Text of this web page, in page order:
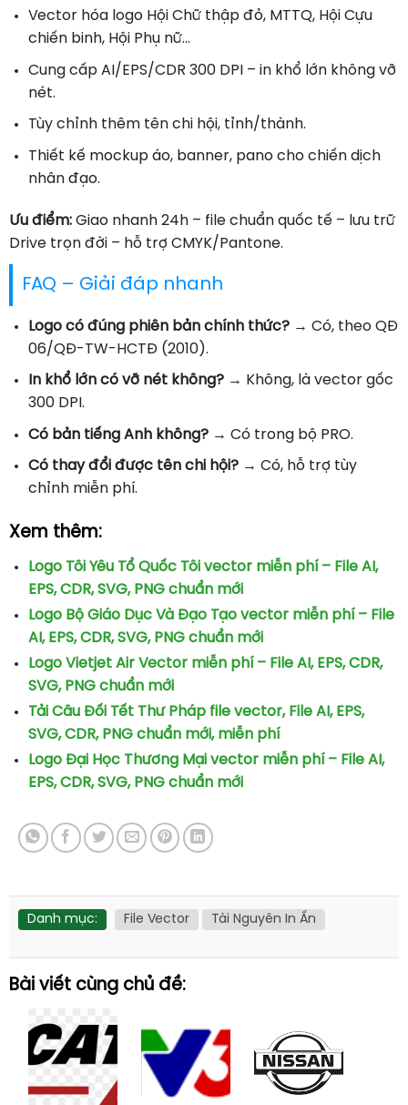
Vector hóa logo Hội Chữ thập đỏ, MTTQ, Hội Cựu
chiến binh, Hội Phụ nữ…
Cung cấp AI/EPS/CDR 300 DPI – in khổ lớn không vỡ
nét.
Tùy chỉnh thêm tên chi hội, tỉnh/thành.
Thiết kế mockup áo, banner, pano cho chiến dịch
nhân đạo.
Ưu điểm: Giao nhanh 24h – file chuẩn quốc tế – lưu trữ
Drive trọn đời – hỗ trợ CMYK/Pantone.
FAQ – Giải đáp nhanh
Logo có đúng phiên bản chính thức?→ Có, theo QĐ
06/QĐ-TW-HCTĐ (2010).
In khổ lớn có vỡ nét không?→ Không, là vector gốc
300 DPI.
Có bản tiếng Anh không?→ Có trong bộ PRO.
Có thay đổi được tên chi hội?→ Có, hỗ trợ tùy
chỉnh miễn phí.
Xem thêm:
Logo Tôi Yêu Tổ Quốc Tôi vector miễn phí – File AI,
EPS, CDR, SVG, PNG chuẩn mới
Logo Bộ Giáo Dục Và Đạo Tạo vector miễn phí – File
AI, EPS, CDR, SVG, PNG chuẩn mới
Logo Vietjet Air Vector miễn phí – File AI, EPS, CDR,
SVG, PNG chuẩn mới
Tải Câu Đối Tết Thư Pháp file vector, File AI, EPS,
SVG, CDR, PNG chuẩn mới, miễn phí
Logo Đại Học Thương Mại vector miễn phí – File AI,
EPS, CDR, SVG, PNG chuẩn mới
Danh mục: File Vector Tài Nguyên In Ấn
Bài viết cùng chủ đề: